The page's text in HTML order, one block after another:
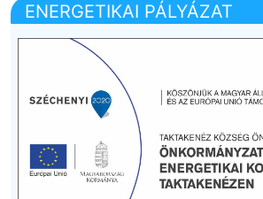
ENERGETIKAI PÁLYÁZAT